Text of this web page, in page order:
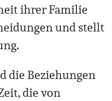
ihrer Familie
und stellt
die Beziehungen
die von